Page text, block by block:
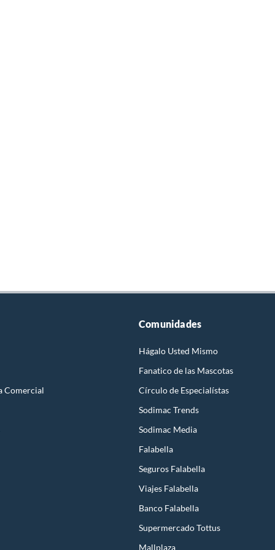
Comercial
Comunidades
Hágalo Usted Mismo
Fanatico de las Mascotas
Círculo de Especialístas
Sodimac Trends
Sodimac Media
Falabella
Seguros Falabella
Viajes Falabella
Banco Falabella
Supermercado Tottus
Mallplaza